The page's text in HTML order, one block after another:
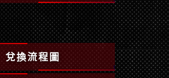
兌換流程圖